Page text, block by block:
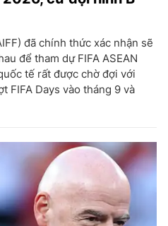
đã chính thức xác nhận sẽ
để tham dự FIFA ASEAN
tế rất được chờ đợi với
FIFA Days vào tháng 9 và